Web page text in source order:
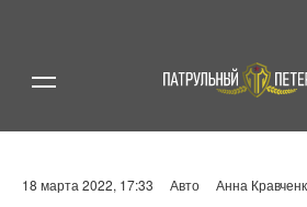
18 марта 2022, 17:33 Авто Анна